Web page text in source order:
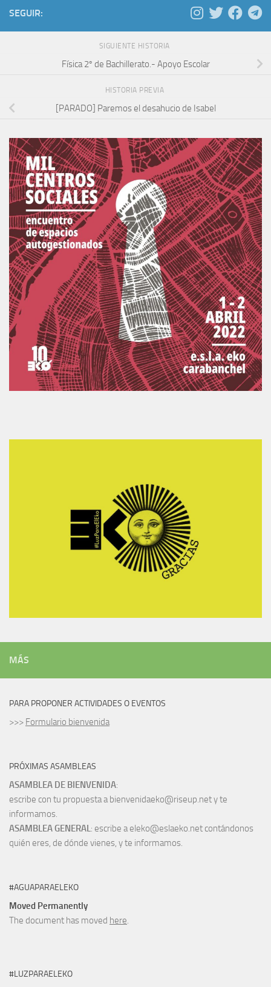
SEGUIR:
SIGUIENTE HISTORIA
Física 2º de Bachillerato.- Apoyo Escolar
HISTORIA PREVIA
[PARADO] Paremos el desahucio de Isabel
MÁS
PARA PROPONER ACTIVIDADES O EVENTOS
>>> Formulario bienvenida
PRÓXIMAS ASAMBLEAS
ASAMBLEA DE BIENVENIDA:
escribe con tu propuesta a bienvenidaeko@riseup.net y te
informamos.
ASAMBLEA GENERAL: escribe a eleko@eslaeko.net contándonos
quién eres, de dónde vienes, y te informamos.
#AGUAPARAELEKO
Moved Permanently
The document has moved here.
#LUZPARAELEKO